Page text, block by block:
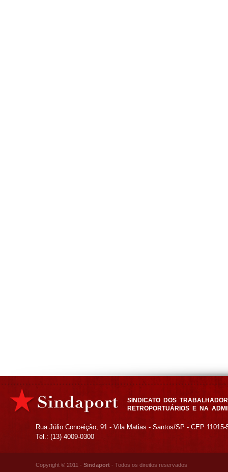
SINDICATO DOS
RETROPORTUÁRIOS E NA
Rua Júlio Conceição, 91 - Vila Matias - Santos/SP - CEP 11015-
Tel.: (13) 4009-0300
Copyright © 2011 - Sindaport - Todos os direitos reservados